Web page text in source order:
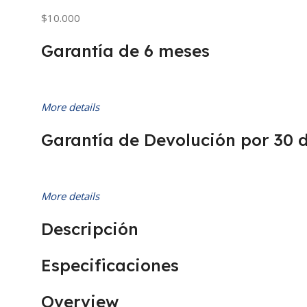
$10.000
Garantía de 6 meses
More details
Garantía de Devolución por 30
More details
Descripción
Especificaciones
Overview